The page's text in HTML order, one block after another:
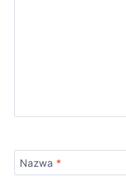
Nazwa *